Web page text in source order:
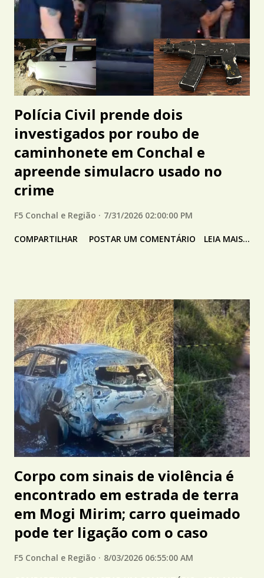
Polícia Civil prende dois
investigados por roubo de
caminhonete em Conchal e
apreende simulacro usado no
crime
F5 Conchal e Região 7/31/2026 02:00:00 PM
COMPARTILHAR POSTAR UM COMENTÁRIO LEIA MAIS...
Corpo com sinais de violência é
encontrado em estrada de terra
em Mogi Mirim; carro queimado
pode ter ligação com o caso
F5 Conchal e Região 8/03/2026 06:55:00 AM